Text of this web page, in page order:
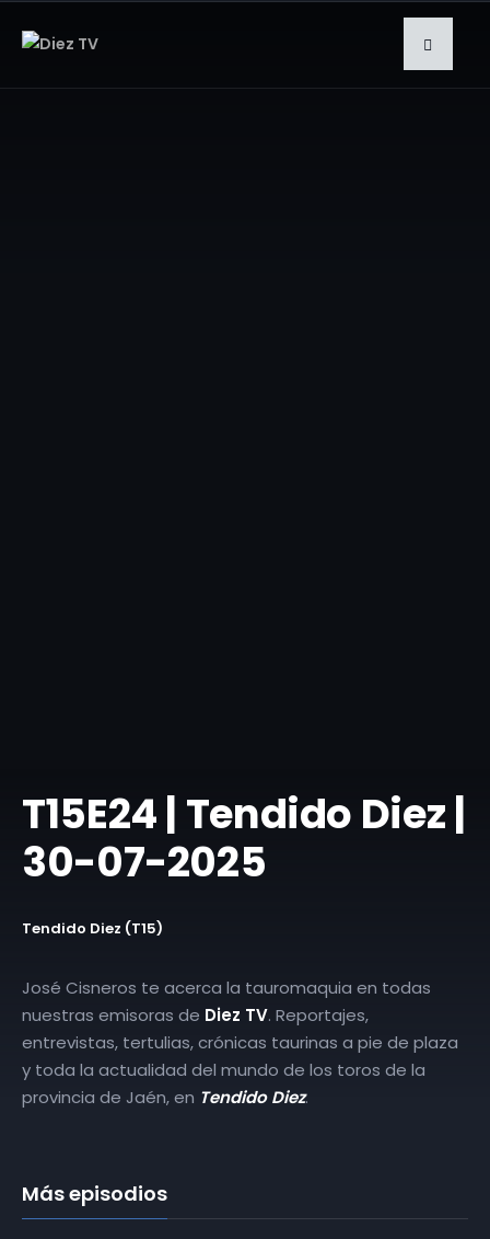
T15E24 | Tendido Diez |
30-07-2025
Tendido Diez (T15)
José Cisneros te acerca la tauromaquia en todas
nuestras emisoras de Diez TV. Reportajes,
entrevistas, tertulias, crónicas taurinas a pie de plaza
y toda la actualidad del mundo de los toros de la
provincia de Jaén, en Tendido Diez.
Más episodios